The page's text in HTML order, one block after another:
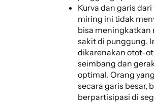
Kurva dan garis
miring ini tidak
bisa meningkatkan
sakit di punggung,
dikarenakan otot-
seimbang dan
optimal. Orang
secara garis besar,
berpartisipasi di